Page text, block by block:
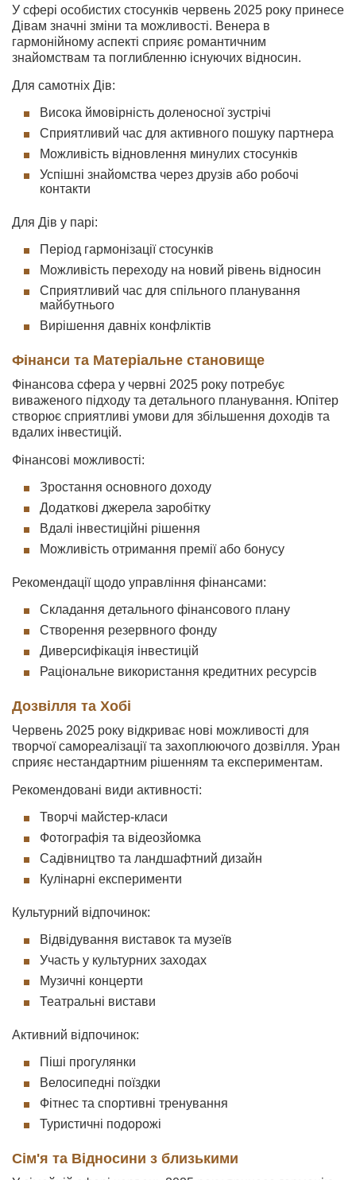
У сфері особистих стосунків червень 2025 року принесе
Дівам значні зміни та можливості. Венера в
гармонійному аспекті сприяє романтичним
знайомствам та поглибленню існуючих відносин.
Для самотніх Дів:
Висока ймовірність доленосної зустрічі
Сприятливий час для активного пошуку партнера
Можливість відновлення минулих стосунків
Успішні знайомства через друзів або робочі
контакти
Для Дів у парі:
Період гармонізації стосунків
Можливість переходу на новий рівень відносин
Сприятливий час для спільного планування
майбутнього
Вирішення давніх конфліктів
Фінанси та Матеріальне становище
Фінансова сфера у червні 2025 року потребує
виваженого підходу та детального планування. Юпітер
створює сприятливі умови для збільшення доходів та
вдалих інвестицій.
Фінансові можливості:
Зростання основного доходу
Додаткові джерела заробітку
Вдалі інвестиційні рішення
Можливість отримання премії або бонусу
Рекомендації щодо управління фінансами:
Складання детального фінансового плану
Створення резервного фонду
Диверсифікація інвестицій
Раціональне використання кредитних ресурсів
Дозвілля та Хобі
Червень 2025 року відкриває нові можливості для
творчої самореалізації та захоплюючого дозвілля. Уран
сприяє нестандартним рішенням та експериментам.
Рекомендовані види активності:
Творчі майстер-класи
Фотографія та відеозйомка
Садівництво та ландшафтний дизайн
Кулінарні експерименти
Культурний відпочинок:
Відвідування виставок та музеїв
Участь у культурних заходах
Музичні концерти
Театральні вистави
Активний відпочинок:
Піші прогулянки
Велосипедні поїздки
Фітнес та спортивні тренування
Туристичні подорожі
Сім'я та Відносини з близькими